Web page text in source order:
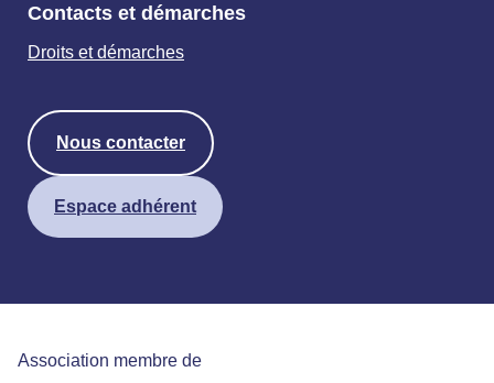
Contacts et démarches
Droits et démarches
Nous contacter
Espace adhérent
Association membre de